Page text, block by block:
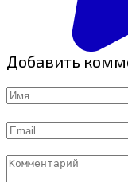
Добавить
Имя
Email
Комментарий